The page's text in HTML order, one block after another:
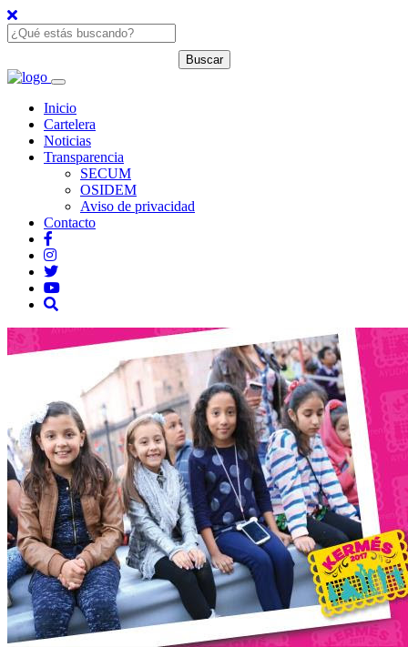
Inicio
Cartelera
Noticias
Transparencia
SECUM
OSIDEM
Aviso de privacidad
Contacto